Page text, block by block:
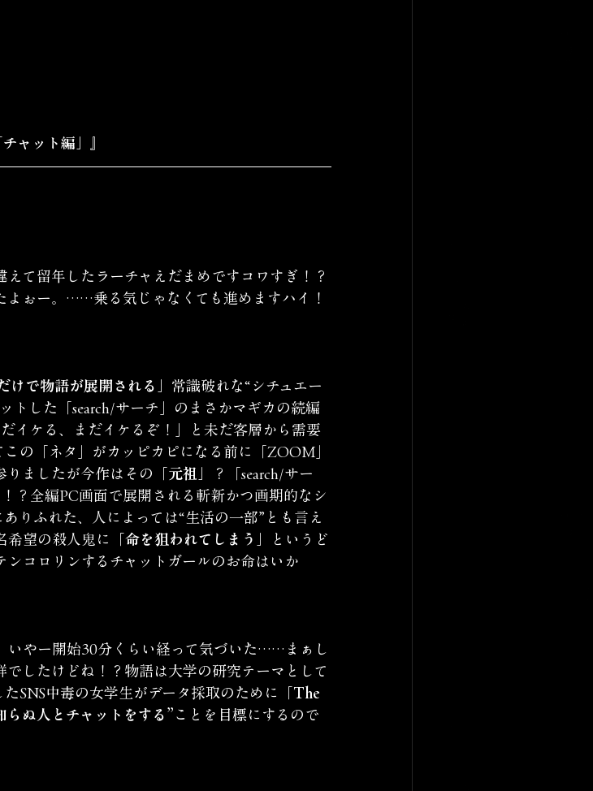
ャット編」』
て留年したラーチャえだまめですコワすぎ！？
よぉー。……乗る気じゃなくても進めますハイ！
けで物語が展開される」 常識破れな“シチュエー
トした「search/サーチ」のまさかマギカの続編
イケる、まだイケるぞ！」と未だ客層から需要
の「ネタ」がカッピカピになる前に「ZOOM」
りましたが今作はその
「元祖」
？「search/サー
？全編PC画面で展開される斬新かつ画期的なシ
りふれた、人によっては“生活の一部”とも言え
希望の殺人鬼に 「命を狙われてしまう」
というど
コロリンするチャットガールのお命はいか
いやー開始30分くらい経って気づいた……まぁし
したけどね！？物語は大学の研究テーマとして
たSNS中毒の女学生がデータ採取のために
「The
らぬ人とチャットをする” ことを目標にするので